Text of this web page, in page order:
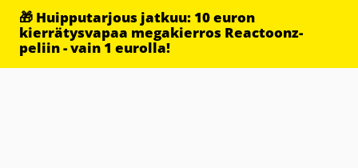
🎁 Huipputarjous jatkuu: 10 euron
kierrätysvapaa megakierros Reactoonz-
peliin - vain 1 eurolla!